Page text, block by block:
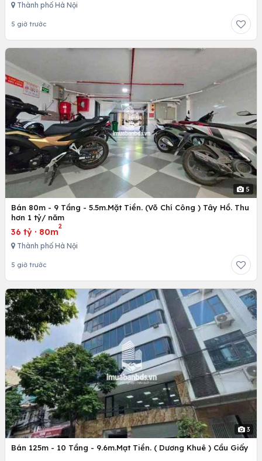
Thành phố Hà Nội
5 giờ trước
5
Bán 80m - 9 Tầng - 5.5m.Mặt Tiền. (Võ Chí Công ) Tây Hồ. Thu
hơn 1 tỷ/ năm
36 tỷ · 80m
2
Thành phố Hà Nội
5 giờ trước
3
Bán 125m - 10 Tầng - 9.6m.Mạt Tiền. ( Dương Khuê ) Cầu Giấy